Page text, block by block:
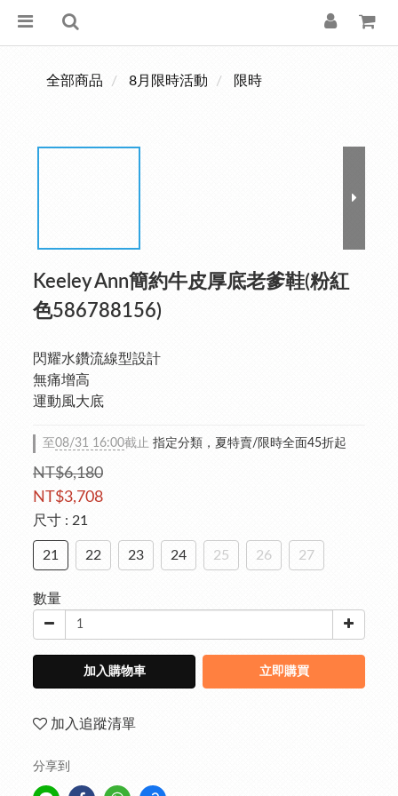
全部商品 8月限時活動 限時
Keeley Ann簡約牛皮厚底老爹鞋(粉紅
色586788156)
閃耀水鑽流線型設計
無痛增高
運動風大底
至08/31 16:00截止 指定分類，夏特賣/限時全面45折起
NT$6,180
NT$3,708
尺寸 : 21
21 22 23 24 25 26 27
數量
加入購物車 立即購買
加入追蹤清單
分享到